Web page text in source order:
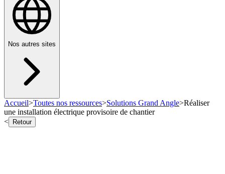
Nos autres sites
Accueil>Toutes nos ressources>Solutions Grand Angle>Réaliser
une installation électrique provisoire de chantier
<
Retour